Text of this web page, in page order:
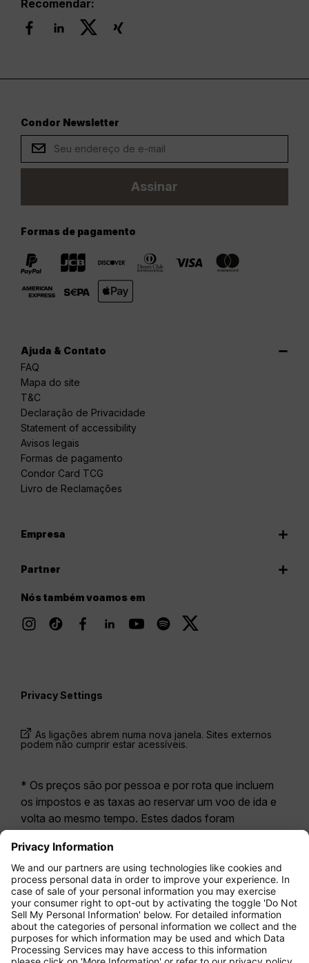
Recomendar:
Condor Newsletter
Assinar
Formas de pagamento
Ajuda & Contato
FAQ
Mapa do site
T&C
Declaração de Privacidade
Statement of accessibility
Avisos legais
Formas de pagamento
Condor Card TCG
Livro de Reclamações
Empresa
Partner
Nós também voamos em
Privacy Settings
As ligações abrem numa nova janela. Sites externos
podem não cumprir estar acessíveis.
* Os preços são por pessoa e por rota que incluem
os impostos e as taxas ao reservar um voo de ida e
volta ao mesmo tempo. Estes dados foram
estar atualizados. As tarifas apresentadas para a
Economy Class correspondem geralmente à
Economy Zero, a nossa opção tarifária mais restritiva.
Poderão aplicar-se taxas adicionais parabagagem
registadaou outros serviços opcionais. Aplicam-se
osTermos e Condições Gerais de Transporte
(T&C).